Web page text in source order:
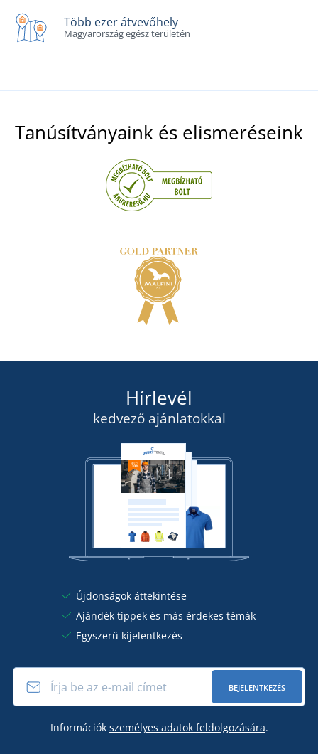
Több ezer átvevőhely
Magyarország egész területén
Tanúsítványaink és elismeréseink
Hírlevél
kedvező ajánlatokkal
Újdonságok áttekintése
Ajándék tippek és más érdekes témák
Egyszerű kijelentkezés
BEJELENTKEZÉS
Információk személyes adatok feldolgozására.